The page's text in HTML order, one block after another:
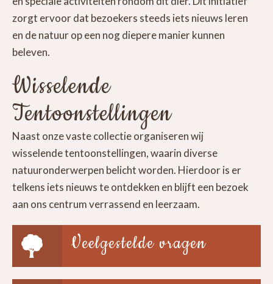
zorgt ervoor dat bezoekers steeds iets nieuws leren
en de natuur op een nog diepere manier kunnen
beleven.
Wisselende
Tentoonstellingen
Naast onze vaste collectie organiseren wij
wisselende tentoonstellingen, waarin diverse
natuuronderwerpen belicht worden. Hierdoor is er
telkens iets nieuws te ontdekken en blijft een bezoek
aan ons centrum verrassend en leerzaam.
Veelgestelde vragen